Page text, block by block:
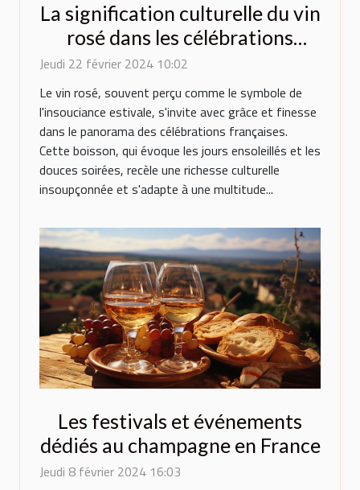
La signification culturelle du vin
rosé dans les célébrations
françaises
Jeudi 22 février 2024 10:02
Le vin rosé, souvent perçu comme le symbole de
l'insouciance estivale, s'invite avec grâce et finesse
dans le panorama des célébrations françaises.
Cette boisson, qui évoque les jours ensoleillés et les
douces soirées, recèle une richesse culturelle
insoupçonnée et s'adapte à une multitude...
Les festivals et événements
dédiés au champagne en France
Jeudi 8 février 2024 16:03